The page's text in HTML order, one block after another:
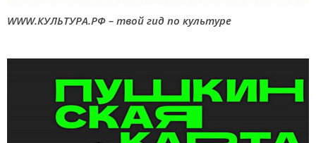
WWW.КУЛЬТУРА.РФ – твой гид по культуре